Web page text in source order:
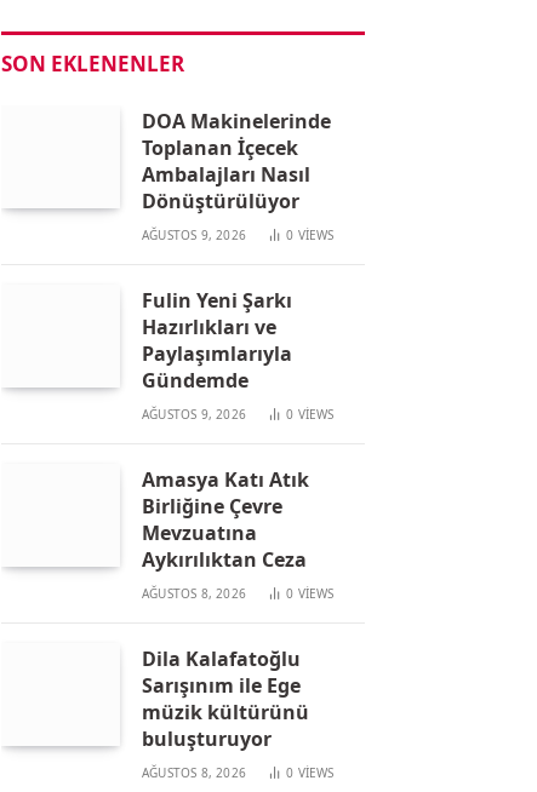
SON EKLENENLER
DOA Makinelerinde
Toplanan İçecek
Ambalajları Nasıl
Dönüştürülüyor
AĞUSTOS 9, 2026 0 VIEWS
Fulin Yeni Şarkı
Hazırlıkları ve
Paylaşımlarıyla
Gündemde
AĞUSTOS 9, 2026 0 VIEWS
Amasya Katı Atık
Birliğine Çevre
Mevzuatına
Aykırılıktan Ceza
AĞUSTOS 8, 2026 0 VIEWS
Dila Kalafatoğlu
Sarışınım ile Ege
müzik kültürünü
buluşturuyor
AĞUSTOS 8, 2026 0 VIEWS